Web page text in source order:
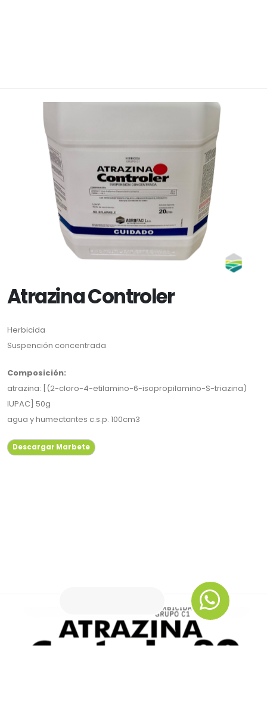
Atrazina Controler
Herbicida
Suspención concentrada
Composición:
atrazina: [(2-cloro-4-etilamino-6-isopropilamino-S-triazina)
IUPAC] 50g
agua y humectantes c.s.p. 100cm3
Descargar Marbete